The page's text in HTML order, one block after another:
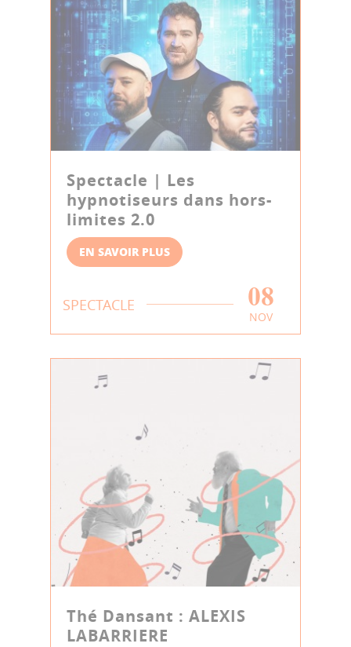
Spectacle | Les
hypnotiseurs dans hors-
limites 2.0
EN SAVOIR PLUS
SPECTACLE 08
NOV
Thé Dansant : ALEXIS
LABARRIERE